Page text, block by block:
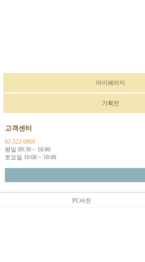
마이페이지
기획전
고객센터
02-522-0869
평일 09:30 ~ 18:00
토요일 10:00 ~ 18:00
PC버전